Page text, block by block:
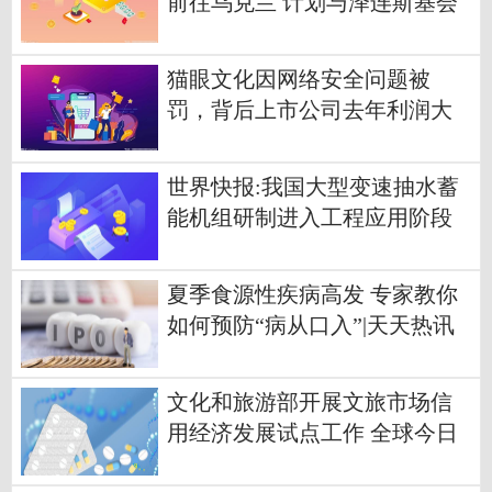
猫眼文化因网络安全问题被
罚，背后上市公司去年利润大
世界快报:我国大型变速抽水蓄
能机组研制进入工程应用阶段
夏季食源性疾病高发 专家教你
如何预防“病从口入”|天天热讯
文化和旅游部开展文旅市场信
用经济发展试点工作 全球今日